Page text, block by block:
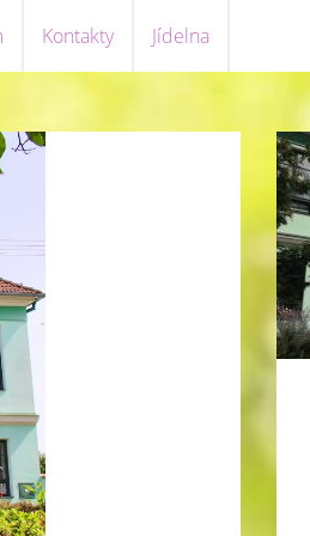
Kontakty Jídelna